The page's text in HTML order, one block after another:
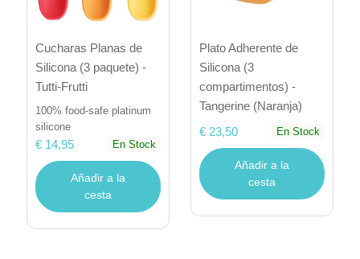
Cucharas Planas de
Silicona (3 paquete) -
Tutti-Frutti
100% food-safe platinum
silicone
€ 14,95 En Stock
Añadir a la
cesta
Plato Adherente de
Silicona (3
compartimentos) -
Tangerine (Naranja)
€ 23,50
En Stock
Añadir a la
cesta